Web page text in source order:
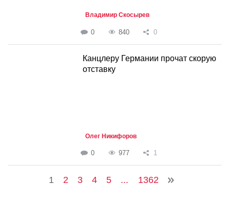
Владимир Скосырев
0 840 0
Канцлеру Германии прочат скорую
отставку
Олег Никифоров
0 977 1
1 2 3 4 5 ... 1362